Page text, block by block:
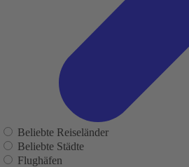
Beliebte Reiseländer
Beliebte Städte
Flughäfen